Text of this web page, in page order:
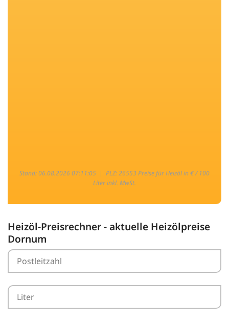
Stand: 06.08.2026 07:11:05 | PLZ: 26553 Preise für Heizöl in € / 100
Liter inkl. MwSt.
Heizöl-Preisrechner - aktuelle Heizölpreise
Dornum